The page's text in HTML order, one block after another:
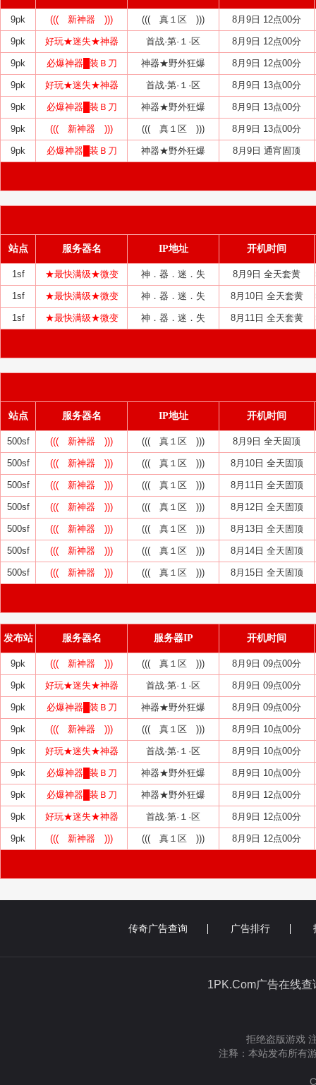
9pk ((( 新神器 ))) ((( 真１区 ))) 8月9日 12点00分
9pk 好玩★迷失★神器 首战·第·１·区 8月9日 12点00分
9pk 必爆神器█装Ｂ刀 神器★野外狂爆 8月9日 12点00分
9pk 好玩★迷失★神器 首战·第·１·区 8月9日 13点00分
9pk 必爆神器█装Ｂ刀 神器★野外狂爆 8月9日 13点00分
9pk ((( 新神器 ))) ((( 真１区 ))) 8月9日 13点00分
9pk 必爆神器█装Ｂ刀 神器★野外狂爆 8月9日 通宵固顶
站点 服务器名 IP地址 开机时间
1sf ★最快满级★微变 神．器．迷．失 8月9日 全天套黄
1sf ★最快满级★微变 神．器．迷．失 8月10日 全天套黄
1sf ★最快满级★微变 神．器．迷．失 8月11日 全天套黄
站点 服务器名 IP地址 开机时间
500sf ((( 新神器 ))) ((( 真１区 ))) 8月9日 全天固顶
500sf ((( 新神器 ))) ((( 真１区 ))) 8月10日 全天固顶
500sf ((( 新神器 ))) ((( 真１区 ))) 8月11日 全天固顶
500sf ((( 新神器 ))) ((( 真１区 ))) 8月12日 全天固顶
500sf ((( 新神器 ))) ((( 真１区 ))) 8月13日 全天固顶
500sf ((( 新神器 ))) ((( 真１区 ))) 8月14日 全天固顶
500sf ((( 新神器 ))) ((( 真１区 ))) 8月15日 全天固顶
发布站 服务器名 服务器IP 开机时间
9pk ((( 新神器 ))) ((( 真１区 ))) 8月9日 09点00分
9pk 好玩★迷失★神器 首战·第·１·区 8月9日 09点00分
9pk 必爆神器█装Ｂ刀 神器★野外狂爆 8月9日 09点00分
9pk ((( 新神器 ))) ((( 真１区 ))) 8月9日 10点00分
9pk 好玩★迷失★神器 首战·第·１·区 8月9日 10点00分
9pk 必爆神器█装Ｂ刀 神器★野外狂爆 8月9日 10点00分
9pk 必爆神器█装Ｂ刀 神器★野外狂爆 8月9日 12点00分
9pk 好玩★迷失★神器 首战·第·１·区 8月9日 12点00分
9pk ((( 新神器 ))) ((( 真１区 ))) 8月9日 12点00分
传奇广告查询 广告排行
1PK.Com广告在
拒绝盗版游戏
注释：本站发布所有